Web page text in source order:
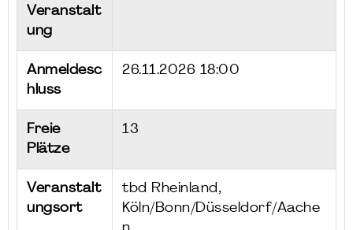
Veranstalt
ung
Anmeldesc
hluss
26.11.2026 18:00
Freie
Plätze
13
Veranstalt
ungsort
tbd Rheinland,
Köln/Bonn/Düsseldorf/Aache